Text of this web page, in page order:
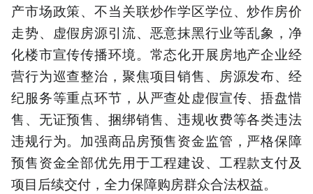
产市场政策、不当关联炒作学区学位、炒作房价
走势、虚假房源引流、恶意抹黑行业等乱象，净
化楼市宣传传播环境。常态化开展房地产企业经
营行为巡查整治，聚焦项目销售、房源发布、经
纪服务等重点环节，从严查处虚假宣传、捂盘惜
售、无证预售、捆绑销售、违规收费等各类违法
违规行为。加强商品房预售资金监管，严格保障
预售资金全部优先用于工程建设、工程款支付及
项目后续交付，全力保障购房群众合法权益。